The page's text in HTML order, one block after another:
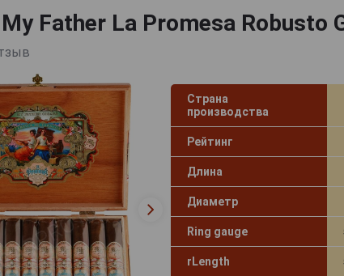
Father La Promesa Robusto
Страна
производства
Рейтинг
Длина
Диаметр
Ring gauge
rLength